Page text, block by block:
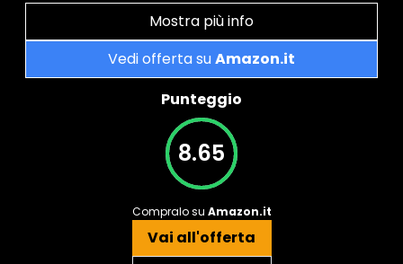
Mostra più info
Vedi offerta suAmazon.it
Punteggio
8.65
Compralo su Amazon.it
Vai all'offerta